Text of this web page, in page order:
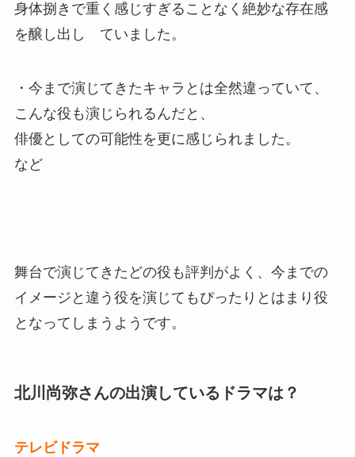
身体捌きで重く感じすぎることなく絶妙な存在感
を醸し出し ていました。
・今まで演じてきたキャラとは全然違っていて、
こんな役も演じられるんだと、
俳優としての可能性を更に感じられました。
など
舞台で演じてきたどの役も評判がよく、今までの
イメージと違う役を演じてもぴったりとはまり役
となってしまうようです。
北川尚弥さんの出演しているドラマは？
テレビドラマ